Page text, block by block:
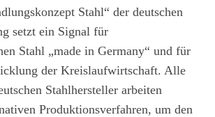
Stahl“ der deutschen
setzt ein Signal für
Stahl „made in Germany“ und für
der Kreislaufwirtschaft. Alle
Stahlhersteller arbeiten
Produktionsverfahren, um den